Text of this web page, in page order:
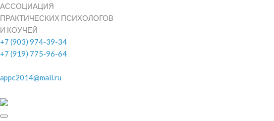
АССОЦИАЦИЯ
ПРАКТИЧЕСКИХ ПСИХОЛОГОВ
И КОУЧЕЙ
+7 (903) 974-39-34
+7 (919) 775-96-64
appc2014@mail.ru